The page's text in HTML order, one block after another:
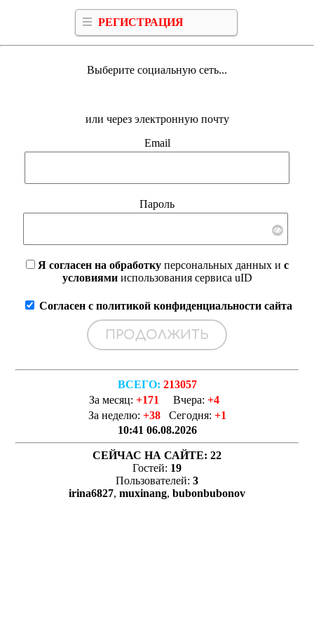
РЕГИСТРАЦИЯ
Выберите социальную сеть...
или через электронную почту
Email
Пароль
Я согласен на обработкуперсональных данных и с
условиямииспользования сервиса uID
Согласен с политикой конфиденциальности сайта
ВСЕГО: 213057
За месяц: +171 Вчера: +4
За неделю: +38 Сегодня: +1
10:41 06.08.2026
СЕЙЧАС НА САЙТЕ: 22
Гостей: 19
Пользователей: 3
irina6827, muxinang, bubonbubonov